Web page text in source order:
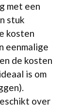
met een
stuk
kosten
eenmalige
de kosten
is om
over